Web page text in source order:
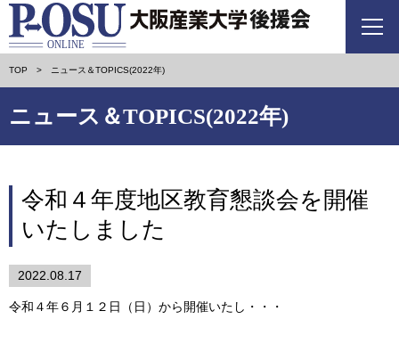
TOP ニュース＆TOPICS(2022年)
ニュース＆TOPICS(2022年)
令和４年度地区教育懇談会を開催
いたしました
2022.08.17
令和４年６月１２日（日）から開催いたし・・・